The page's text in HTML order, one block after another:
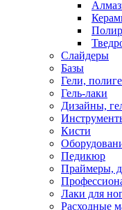
Слайдеры
Базы
Гели,
Гель-лаки
Дизайны,
Кисти
Педикюр
Праймеры,
Лаки для
Расходные